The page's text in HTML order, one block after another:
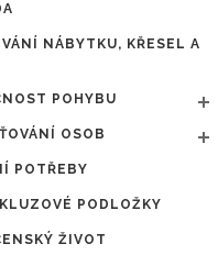
NÁBYTKU, KŘESEL A
POHYBU
OSOB
POTŘEBY
PODLOŽKY
ŽIVOT